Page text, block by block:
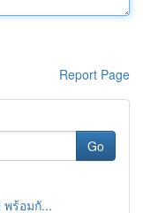
Report Page
Go
ร้อมกั...